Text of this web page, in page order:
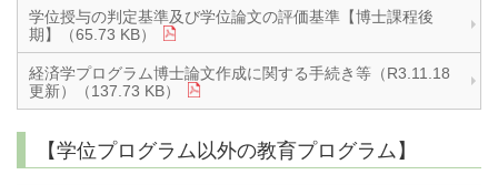
学位授与の判定基準及び学位論文の評価基準【博士課程後
期】（65.73 KB）
経済学プログラム博士論文作成に関する手続き等（R3.11.18
更新）（137.73 KB）
【学位プログラム以外の教育プログラム】